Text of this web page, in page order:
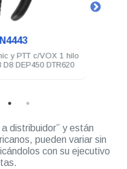
PTT c/VOX 1 hilo
DEP450 DTR620
a distribuidor” y están
pueden variar sin
con su ejecutivo